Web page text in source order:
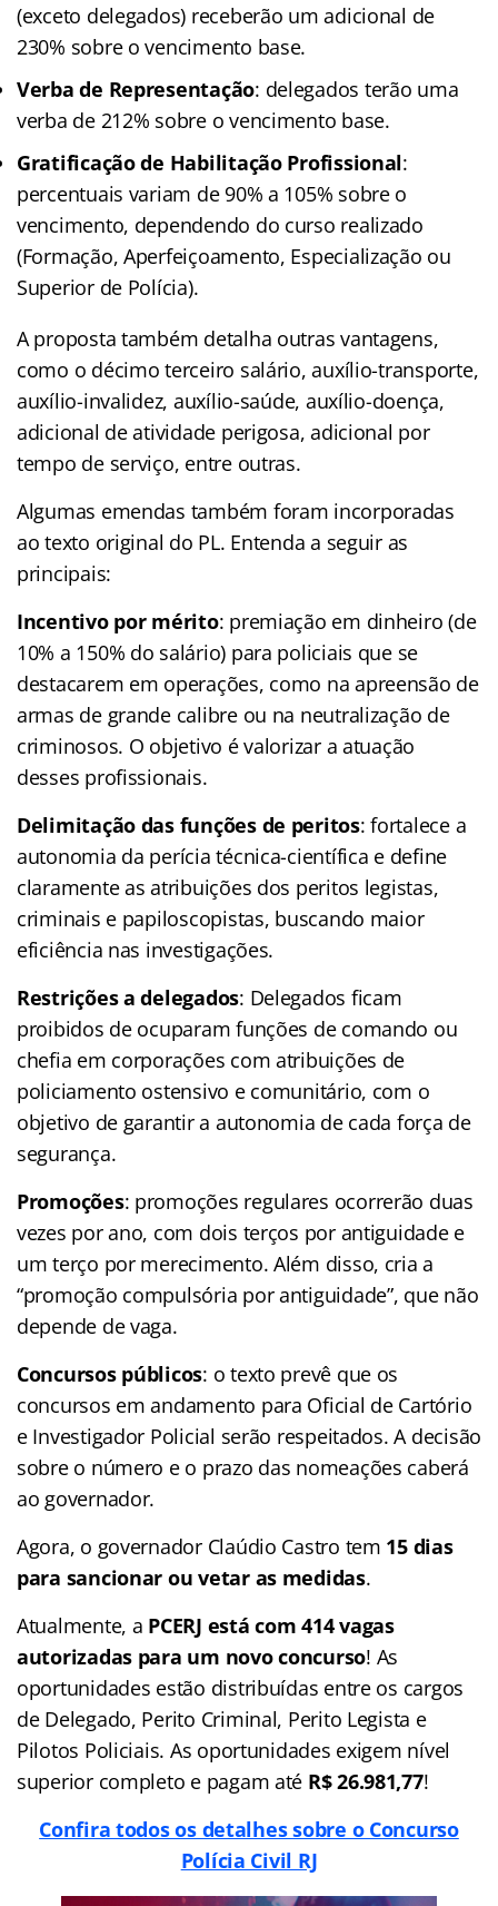
(exceto delegados) receberão um adicional de
230% sobre o vencimento base.
Verba de Representação: delegados terão uma
verba de 212% sobre o vencimento base.
Gratificação de Habilitação Profissional:
percentuais variam de 90% a 105% sobre o
vencimento, dependendo do curso realizado
(Formação, Aperfeiçoamento, Especialização ou
Superior de Polícia).
A proposta também detalha outras vantagens,
como o décimo terceiro salário, auxílio-transporte,
auxílio-invalidez, auxílio-saúde, auxílio-doença,
adicional de atividade perigosa, adicional por
tempo de serviço, entre outras.
Algumas emendas também foram incorporadas
ao texto original do PL. Entenda a seguir as
principais:
Incentivo por mérito: premiação em dinheiro (de
10% a 150% do salário) para policiais que se
destacarem em operações, como na apreensão de
armas de grande calibre ou na neutralização de
criminosos. O objetivo é valorizar a atuação
desses profissionais.
Delimitação das funções de peritos: fortalece a
autonomia da perícia técnica-científica e define
claramente as atribuições dos peritos legistas,
criminais e papiloscopistas, buscando maior
eficiência nas investigações.
Restrições a delegados: Delegados ficam
proibidos de ocuparam funções de comando ou
chefia em corporações com atribuições de
policiamento ostensivo e comunitário, com o
objetivo de garantir a autonomia de cada força de
segurança.
Promoções: promoções regulares ocorrerão duas
vezes por ano, com dois terços por antiguidade e
um terço por merecimento. Além disso, cria a
“promoção compulsória por antiguidade”, que não
depende de vaga.
Concursos públicos: o texto prevê que os
concursos em andamento para Oficial de Cartório
e Investigador Policial serão respeitados. A decisão
sobre o número e o prazo das nomeações caberá
ao governador.
Agora, o governador Claúdio Castro tem 15 dias
para sancionar ou vetar as medidas.
Atualmente, a PCERJ está com 414 vagas
autorizadas para um novo concurso! As
oportunidades estão distribuídas entre os cargos
de Delegado, Perito Criminal, Perito Legista e
Pilotos Policiais. As oportunidades exigem nível
superior completo e pagam até R$ 26.981,77!
Confira todos os detalhes sobre o Concurso
Polícia Civil RJ